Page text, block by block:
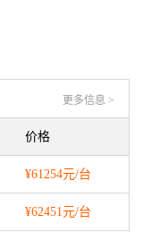
更多信息 >
价格
¥61254元/台
¥62451元/台